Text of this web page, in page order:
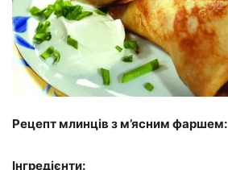
Рецепт млинців з м’ясним фаршем:
Інгредієнти: